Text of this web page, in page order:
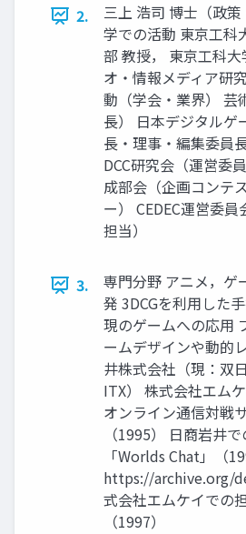
2.
三上 浩司 博士（政
学での活動 東京工科
部 教授， 東京工科
オ・情報メディア研
動（学会・業界） 芸
長） 日本デジタルゲ
長・理事・編集委員
DCC研究会（運営委
成部会（企画コンテ
ー） CEDEC運営委
担当）
3.
専門分野 アニメ，ゲ
発 3DCGを利用した
現のゲームへの応用
ームデザインや動的
井株式会社（現：双
ITX） 株式会社エム
オンライン通信対戦
（1995） 日商岩井
「Worlds Chat」（
https://archive.org/
式会社エムケイでの
（1997）